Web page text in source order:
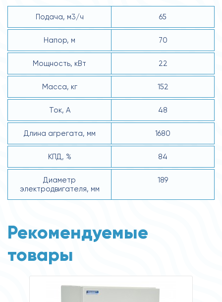
Подача, м3/ч 65
Напор, м 70
Мощность, кВт 22
Масса, кг 152
Ток, А 48
Длина агрегата, мм 1680
КПД, % 84
Диаметр
электродвигателя, мм
189
Рекомендуемые
товары